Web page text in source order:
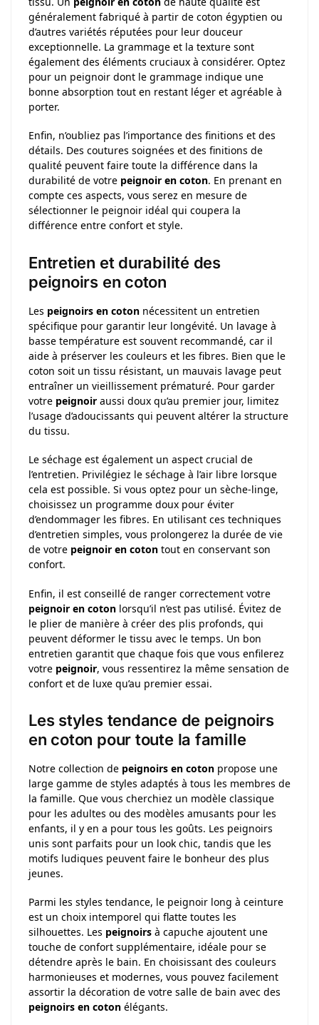
généralement fabriqué à partir de coton égyptien ou
d’autres variétés réputées pour leur douceur
exceptionnelle. La grammage et la texture sont
également des éléments cruciaux à considérer. Optez
pour un peignoir dont le grammage indique une
bonne absorption tout en restant léger et agréable à
porter.
Enfin, n’oubliez pas l’importance des finitions et des
détails. Des coutures soignées et des finitions de
qualité peuvent faire toute la différence dans la
durabilité de votre peignoir en coton. En prenant en
compte ces aspects, vous serez en mesure de
sélectionner le peignoir idéal qui coupera la
différence entre confort et style.
Entretien et durabilité des
peignoirs en coton
Les peignoirs en coton nécessitent un entretien
spécifique pour garantir leur longévité. Un lavage à
basse température est souvent recommandé, car il
aide à préserver les couleurs et les fibres. Bien que le
coton soit un tissu résistant, un mauvais lavage peut
entraîner un vieillissement prématuré. Pour garder
votre peignoir aussi doux qu’au premier jour, limitez
l’usage d’adoucissants qui peuvent altérer la structure
du tissu.
Le séchage est également un aspect crucial de
l’entretien. Privilégiez le séchage à l’air libre lorsque
cela est possible. Si vous optez pour un sèche-linge,
choisissez un programme doux pour éviter
d’endommager les fibres. En utilisant ces techniques
d’entretien simples, vous prolongerez la durée de vie
de votre peignoir en coton tout en conservant son
confort.
Enfin, il est conseillé de ranger correctement votre
peignoir en coton lorsqu’il n’est pas utilisé. Évitez de
le plier de manière à créer des plis profonds, qui
peuvent déformer le tissu avec le temps. Un bon
entretien garantit que chaque fois que vous enfilerez
votre peignoir, vous ressentirez la même sensation de
confort et de luxe qu’au premier essai.
Les styles tendance de peignoirs
en coton pour toute la famille
Notre collection de peignoirs en coton propose une
large gamme de styles adaptés à tous les membres de
la famille. Que vous cherchiez un modèle classique
pour les adultes ou des modèles amusants pour les
enfants, il y en a pour tous les goûts. Les peignoirs
unis sont parfaits pour un look chic, tandis que les
motifs ludiques peuvent faire le bonheur des plus
jeunes.
Parmi les styles tendance, le peignoir long à ceinture
est un choix intemporel qui flatte toutes les
silhouettes. Les peignoirs à capuche ajoutent une
touche de confort supplémentaire, idéale pour se
détendre après le bain. En choisissant des couleurs
harmonieuses et modernes, vous pouvez facilement
assortir la décoration de votre salle de bain avec des
peignoirs en coton élégants.